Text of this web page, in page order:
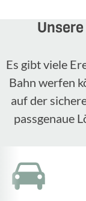
Es gibt viele
Bahn werfen
auf der
passgenaue